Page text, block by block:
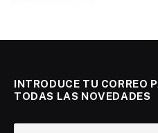
INTRODUCE TU CORREO
TODAS LAS NOVEDADES